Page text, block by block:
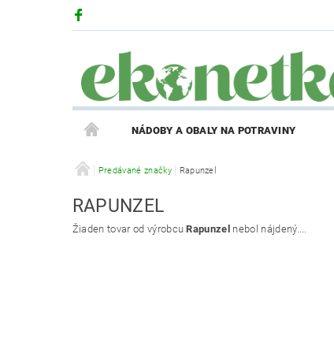
NÁDOBY A OBALY NA POTRAVINY
PRODUKTY V ZĽAVE
REGISTRÁCIA AFFILIATE PARTNERA
Predávané značky Rapunzel
RAPUNZEL
Žiaden tovar od výrobcuRapunzel nebol nájdený....